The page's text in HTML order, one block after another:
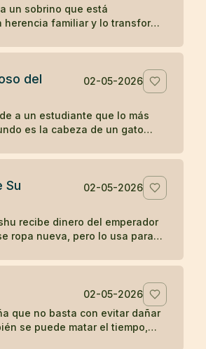
un sobrino que está
familiar y lo transforma
del
02-05-2026
a un estudiante que lo más
es la cabeza de un gato
Su
02-05-2026
recibe dinero del emperador
ropa nueva, pero lo usa para
02-05-2026
que no basta con evitar dañar
se puede matar el tiempo,